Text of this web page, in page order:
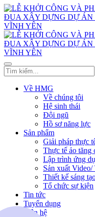
Về HMG
Về chúng tôi
Hệ sinh thái
Đội ngũ
Hồ sơ năng lực
Sản phẩm
Giải pháp thực
Thực tế ảo
Lập trình ứng
Sản xuất
Thiết kế sáng
Tổ chức sự kiện
Tin tức
Tuyển dụng
Liên hệ